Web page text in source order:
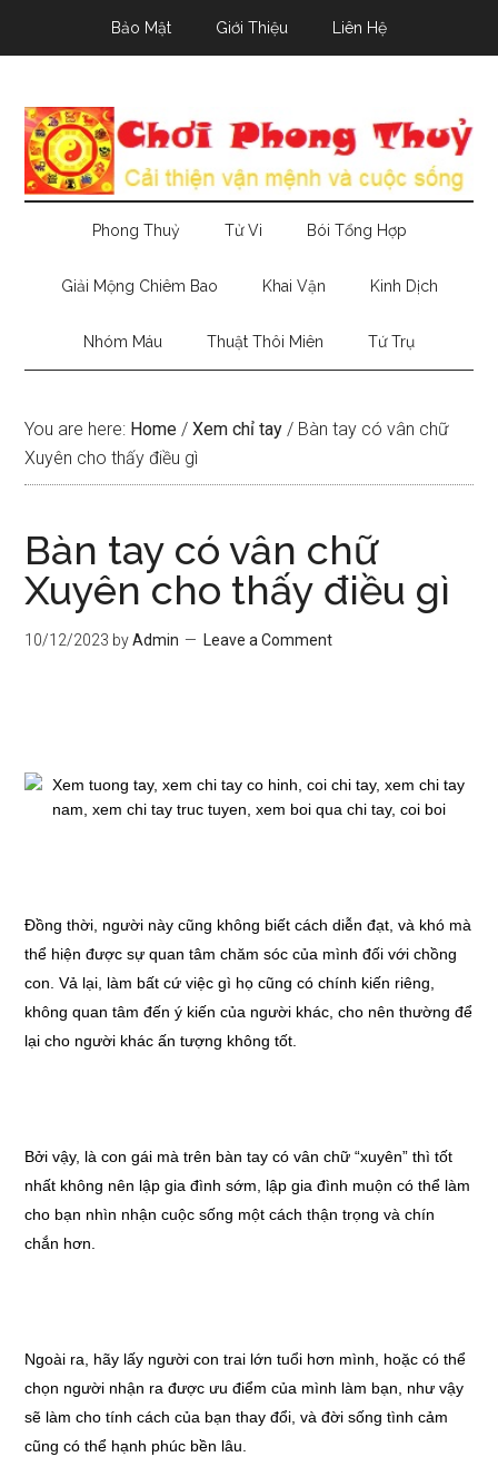
Bảo Mật Giới Thiệu Liên Hệ
Phong Thuỷ Tử Vi Bói Tổng Hợp
Giải Mộng Chiêm Bao Khai Vận Kinh Dịch
Nhóm Máu Thuật Thôi Miên Tứ Trụ
You are here: Home / Xem chỉ tay / Bàn tay có vân chữ
Xuyên cho thấy điều gì
Bàn tay có vân chữ
Xuyên cho thấy điều gì
10/12/2023 byAdmin Leave a Comment
Đồng thời, người này cũng không biết cách diễn đạt, và khó mà
thể hiện được sự quan tâm chăm sóc của mình đối với chồng
con. Vả lại, làm bất cứ việc gì họ cũng có chính kiến riêng,
không quan tâm đến ý kiến của người khác, cho nên thường để
lại cho người khác ấn tượng không tốt.
Bởi vậy, là con gái mà trên bàn tay có vân chữ “xuyên” thì tốt
nhất không nên lập gia đình sớm, lập gia đình muộn có thể làm
cho bạn nhìn nhận cuộc sống một cách thận trọng và chín
chắn hơn.
Ngoài ra, hãy lấy người con trai lớn tuổi hơn mình, hoặc có thể
chọn người nhận ra được ưu điểm của mình làm bạn, như vậy
sẽ làm cho tính cách của bạn thay đổi, và đời sống tình cảm
cũng có thể hạnh phúc bền lâu.